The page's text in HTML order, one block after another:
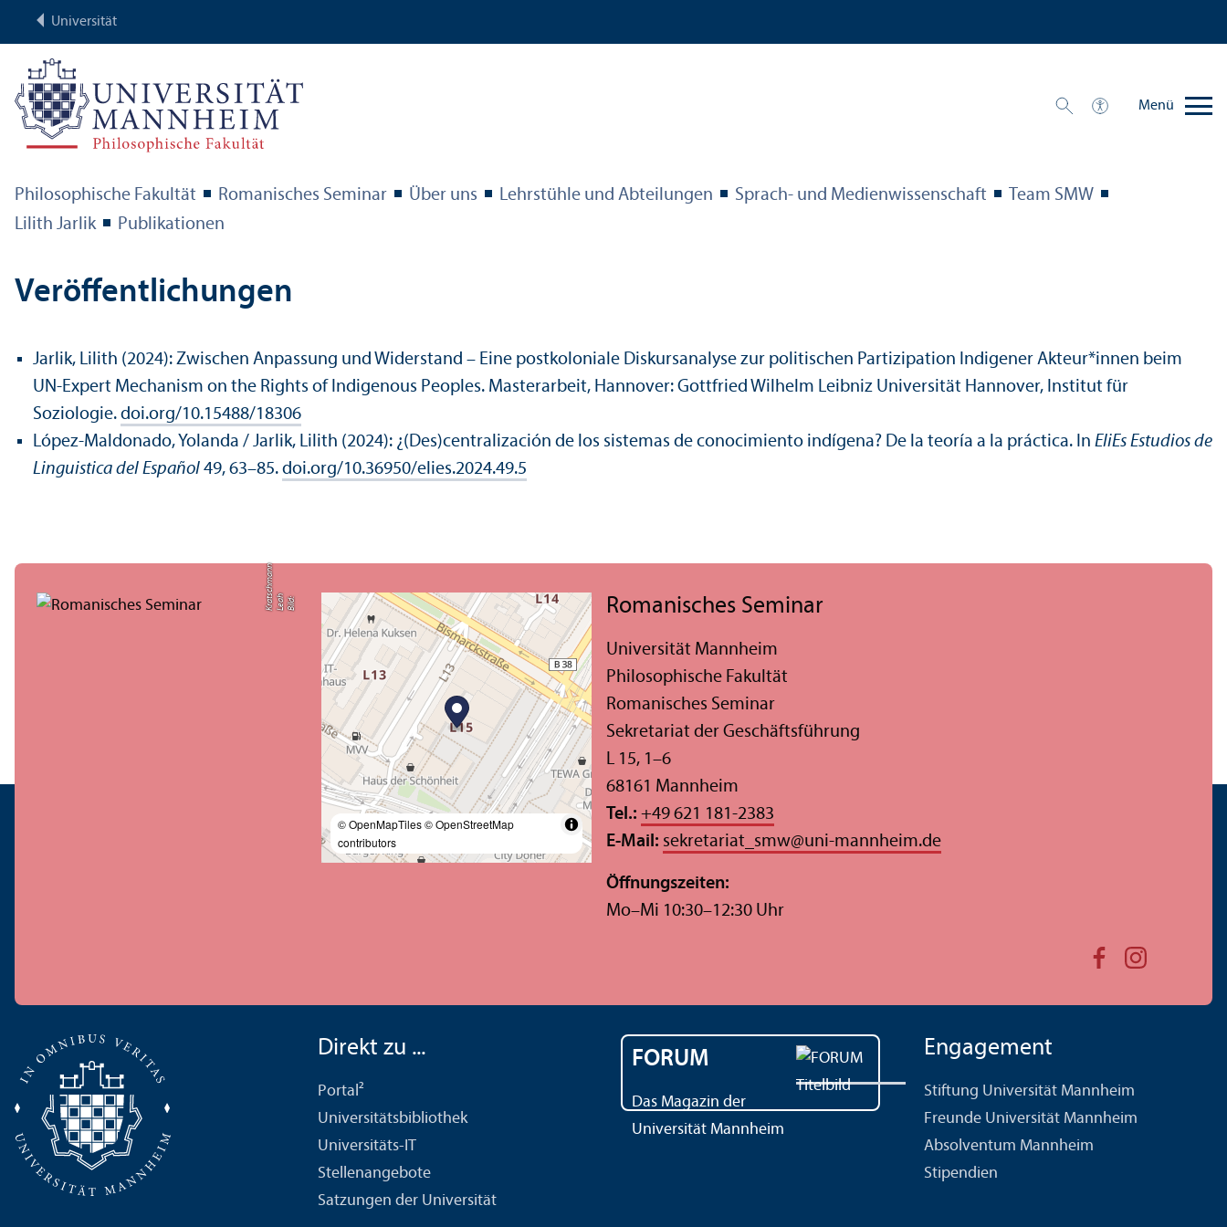
Universität
Menü
Philosophische Fakultät Romanisches Seminar Über uns Lehr­stühle und Abteilungen Sprach- und Medien­wissenschaft
Team SMW
Lilith Jarlik
Publikationen
Veröffentlichungen
Jarlik, Lilith (2024): Zwischen Anpassung und Widerstand – Eine postkoloniale Diskursanalyse zur politischen Partizipation Indigener Akteur*innen beim
UN-Expert Mechanism on the Rights of Indigenous Peoples. Master­arbeit, Hannover: Gottfried Wilhelm Leibniz Universität Hannover, Institut für
Soziologie. doi.org/10.15488/18306
López-Maldonado, Yolanda / Jarlik, Lilith (2024): ¿(Des)centralización de los sistemas de conocimiento indígena? De la teoría a la práctica. In EliEs Estudios de
Linguistica del Español 49, 63–85. doi.org/10.36950/elies.2024.49.5
Bil
d:
L
e
a
hK
r
a
t
sc
h
m
a
n
n
© OpenMapTiles© OpenStreetMap
contributors
Romanisches Seminar
Universität Mannheim
Philosophische Fakultät
Romanisches Seminar
Sekretariat der Geschäfts­führung
L 15, 1–6
68161 Mannheim
Tel.: +49 621 181-2383
E-Mail: sekretariat_smw@uni-mannheim.de
Öffnungs­zeiten:
Mo–Mi 10:30–12:30 Uhr
Direkt zu ...
Portal²
Universitäts­bibliothek
Universitäts-IT
Stellenangebote
Satzungen der Universität
FORUM
Das Magazin der
Universität Mannheim
Engagement
Stiftung Universität Mannheim
Freunde Universität Mannheim
Absolventum Mannheim
Stipendien